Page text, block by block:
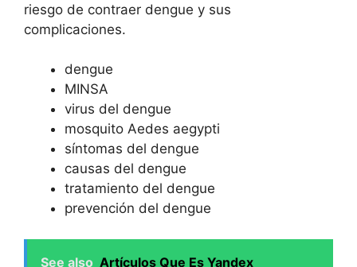
riesgo de contraer dengue y sus
complicaciones.
dengue
MINSA
virus del dengue
mosquito Aedes aegypti
síntomas del dengue
causas del dengue
tratamiento del dengue
prevención del dengue
See also Artículos Que Es Yandex